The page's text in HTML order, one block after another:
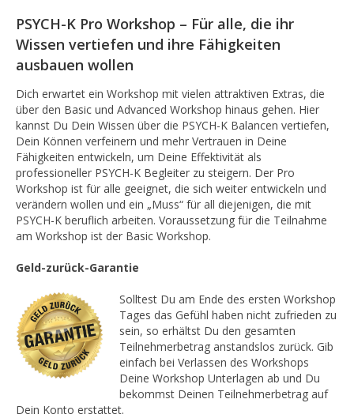
PSYCH-K Pro Workshop – Für alle, die ihr
Wissen vertiefen und ihre Fähigkeiten
ausbauen wollen
Dich erwartet ein Workshop mit vielen attraktiven Extras, die
über den Basic und Advanced Workshop hinaus gehen. Hier
kannst Du Dein Wissen über die PSYCH-K Balancen vertiefen,
Dein Können verfeinern und mehr Vertrauen in Deine
Fähigkeiten entwickeln, um Deine Effektivität als
professioneller PSYCH-K Begleiter zu steigern. Der Pro
Workshop ist für alle geeignet, die sich weiter entwickeln und
verändern wollen und ein „Muss“ für all diejenigen, die mit
PSYCH-K beruflich arbeiten. Voraussetzung für die Teilnahme
am Workshop ist der Basic Workshop.
Geld-zurück-Garantie
Solltest Du am Ende des ersten Workshop
Tages das Gefühl haben nicht zufrieden zu
sein, so erhältst Du den gesamten
Teilnehmerbetrag anstandslos zurück. Gib
einfach bei Verlassen des Workshops
Deine Workshop Unterlagen ab und Du
bekommst Deinen Teilnehmerbetrag auf
Dein Konto erstattet.